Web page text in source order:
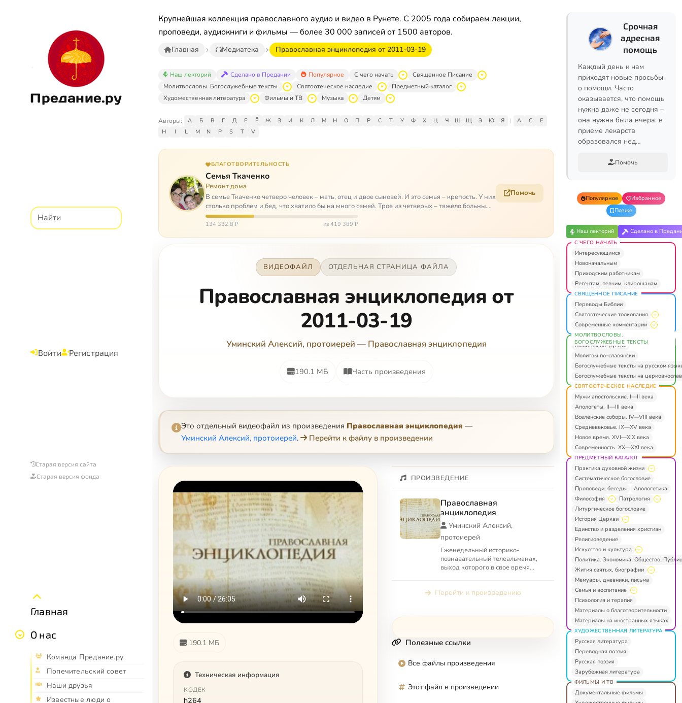
Предание.ру
Войти Регистрация
Старая версия сайта
Старая версия фонда
Главная
О нас
Команда Предание.ру
Попечительский совет
Наши друзья
Известные люди о
Крупнейшая коллекция православного аудио и видео в Рунете. С 2005 года собираем лекции,
проповеди, аудиокниги и фильмы — более 30 000 записей от 1500 авторов.
Главная Медиатека Православная энциклопедия от 2011-03-19
Наш лекторий Сделано в Предании Популярное С чего начать
Священное Писание
Молитвословы. Богослужебные тексты
Святоотеческое наследие
Предметный каталог
Художественная литература
Фильмы и ТВ Музыка Детям
Авторы: А Б В Г Д Е Ё Ж З И К Л М Н О П Р С Т У Ф Х Ц Ч Ш Щ Э Ю Я | A C
E
H
I L M N P S T V
БЛАГОТВОРИТЕЛЬНОСТЬ
Семья Ткаченко
Ремонт дома
В семье Ткаченко четверо человек – мать, отец и двое сыновей. И это семья – крепость. У них
столько проблем и бед, что хватило бы на много семей. Трое из четверых – тяжело больны.…
134 332,8 ₽ из 419 389 ₽
Помочь
ВИДЕОФАЙЛ ОТДЕЛЬНАЯ СТРАНИЦА ФАЙЛА
Православная энциклопедия от
2011-03-19
Уминский Алексий, протоиерей — Православная энциклопедия
190.1 МБ Часть произведения
Это отдельный видеофайл из произведения Православная энциклопедия —
Уминский Алексий, протоиерей. Перейти к файлу в произведении
190.1 МБ
Техническая информация
КОДЕК
h264
ПРОИЗВЕДЕНИЕ
Православная
энциклопедия
Уминский Алексий,
протоиерей
Еженедельный историко-
познавательный телеальманах,
выход которого в свое время
Перейти к произведению
Полезные ссылки
Все файлы произведения
Этот файл в произведении
Срочная
адресная
помощь
Каждый день к нам
приходят новые просьбы
о помощи. Часто
оказывается, что помощь
нужна даже не сегодня –
она нужна была вчера: в
приеме лекарств
образовался нед…
Помочь
Популярное
Избранное
Позже
Наш лекторий Сделано в
С ЧЕГО НАЧАТЬ
Интересующимся
Новоначальным
Приходским работникам
Регентам, певчим, клирошанам
СВЯЩЕННОЕ ПИСАНИЕ
Переводы Библии
Святоотеческие толкования
Современные комментарии
МОЛИТВОСЛОВЫ.
БОГОСЛУЖЕБНЫЕ ТЕКСТЫ
Молитвы по-русски
Молитвы по-славянски
Богослужебные тексты на русском
Богослужебные тексты на
СВЯТООТЕЧЕСКОЕ НАСЛЕДИЕ
Мужи апостольские. I—II века
Апологеты. II—III века
Вселенские соборы. IV—VIII века
Средневековье. IX—XV века
Новое время. XVI—XIX века
Современность. XX—XXI века
ПРЕДМЕТНЫЙ КАТАЛОГ
Практика духовной жизни
Систематическое богословие
Проповеди, беседы
Апологетика
Философия
Патрология
Литургическое богословие
История Церкви
Единство и разделения христиан
Религиоведение
Искусство и культура
Политика. Экономика. Общество.
Жития святых, биографии
Мемуары, дневники, письма
Семья и воспитание
Психология и терапия
Материалы о благотворительности
Материалы на иностранных языках
ХУДОЖЕСТВЕННАЯ ЛИТЕРАТУРА
Русская литература
Переводная поэзия
Русская поэзия
Зарубежная литература
ФИЛЬМЫ И ТВ
Документальные фильмы